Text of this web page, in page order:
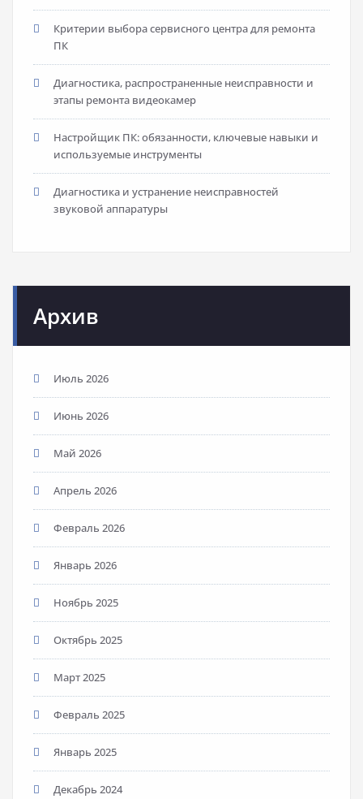
Критерии выбора сервисного центра для ремонта
ПК
Диагностика, распространенные неисправности и
этапы ремонта видеокамер
Настройщик ПК: обязанности, ключевые навыки и
используемые инструменты
Диагностика и устранение неисправностей
звуковой аппаратуры
Архив
Июль 2026
Июнь 2026
Май 2026
Апрель 2026
Февраль 2026
Январь 2026
Ноябрь 2025
Октябрь 2025
Март 2025
Февраль 2025
Январь 2025
Декабрь 2024